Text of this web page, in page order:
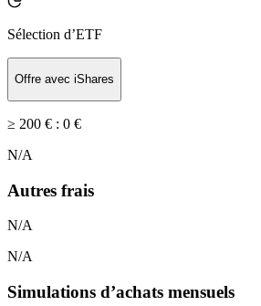
Sélection d’ETF
Offre avec iShares
≥ 200 € : 0 €
N/A
Autres frais
N/A
N/A
Simulations d’achats mensuels